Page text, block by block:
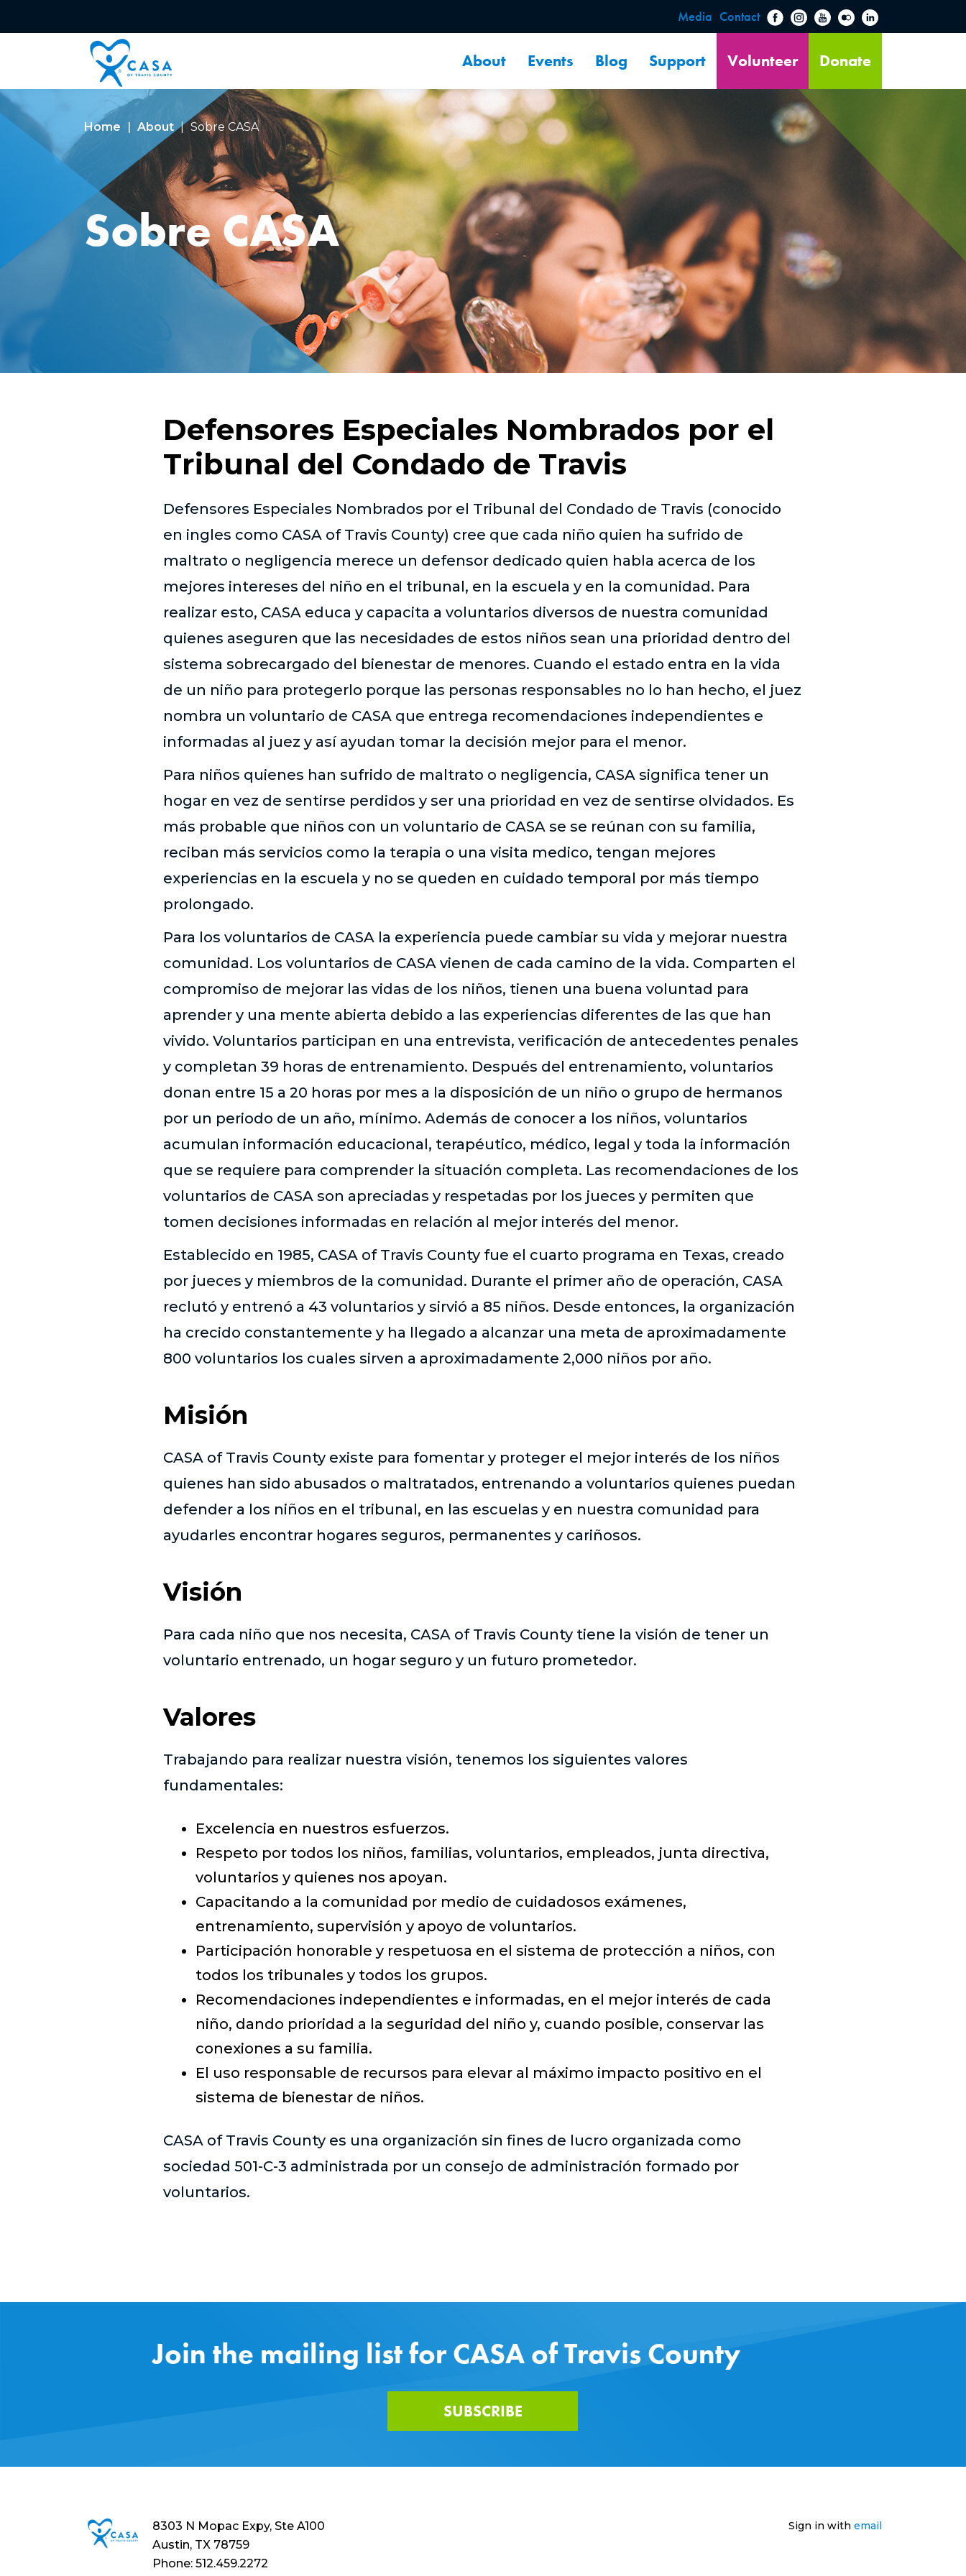
Media Contact
About Events Blog Support Volunteer Donate
Home About Sobre CASA
Sobre CASA
Defensores Especiales Nombrados por el
Tribunal del Condado de Travis
Defensores Especiales Nombrados por el Tribunal del Condado de Travis (conocido
en ingles como CASA of Travis County) cree que cada niño quien ha sufrido de
maltrato o negligencia merece un defensor dedicado quien habla acerca de los
mejores intereses del niño en el tribunal, en la escuela y en la comunidad. Para
realizar esto, CASA educa y capacita a voluntarios diversos de nuestra comunidad
quienes aseguren que las necesidades de estos niños sean una prioridad dentro del
sistema sobrecargado del bienestar de menores. Cuando el estado entra en la vida
de un niño para protegerlo porque las personas responsables no lo han hecho, el juez
nombra un voluntario de CASA que entrega recomendaciones independientes e
informadas al juez y así ayudan tomar la decisión mejor para el menor.
Para niños quienes han sufrido de maltrato o negligencia, CASA significa tener un
hogar en vez de sentirse perdidos y ser una prioridad en vez de sentirse olvidados. Es
más probable que niños con un voluntario de CASA se se reúnan con su familia,
reciban más servicios como la terapia o una visita medico, tengan mejores
experiencias en la escuela y no se queden en cuidado temporal por más tiempo
prolongado.
Para los voluntarios de CASA la experiencia puede cambiar su vida y mejorar nuestra
comunidad. Los voluntarios de CASA vienen de cada camino de la vida. Comparten el
compromiso de mejorar las vidas de los niños, tienen una buena voluntad para
aprender y una mente abierta debido a las experiencias diferentes de las que han
vivido. Voluntarios participan en una entrevista, verificación de antecedentes penales
y completan 39 horas de entrenamiento. Después del entrenamiento, voluntarios
donan entre 15 a 20 horas por mes a la disposición de un niño o grupo de hermanos
por un periodo de un año, mínimo. Además de conocer a los niños, voluntarios
acumulan información educacional, terapéutico, médico, legal y toda la información
que se requiere para comprender la situación completa. Las recomendaciones de los
voluntarios de CASA son apreciadas y respetadas por los jueces y permiten que
tomen decisiones informadas en relación al mejor interés del menor.
Establecido en 1985, CASA of Travis County fue el cuarto programa en Texas, creado
por jueces y miembros de la comunidad. Durante el primer año de operación, CASA
reclutó y entrenó a 43 voluntarios y sirvió a 85 niños. Desde entonces, la organización
ha crecido constantemente y ha llegado a alcanzar una meta de aproximadamente
800 voluntarios los cuales sirven a aproximadamente 2,000 niños por año.
Misión
CASA of Travis County existe para fomentar y proteger el mejor interés de los niños
quienes han sido abusados o maltratados, entrenando a voluntarios quienes puedan
defender a los niños en el tribunal, en las escuelas y en nuestra comunidad para
ayudarles encontrar hogares seguros, permanentes y cariñosos.
Visión
Para cada niño que nos necesita, CASA of Travis County tiene la visión de tener un
voluntario entrenado, un hogar seguro y un futuro prometedor.
Valores
Trabajando para realizar nuestra visión, tenemos los siguientes valores
fundamentales:
Excelencia en nuestros esfuerzos.
Respeto por todos los niños, familias, voluntarios, empleados, junta directiva,
voluntarios y quienes nos apoyan.
Capacitando a la comunidad por medio de cuidadosos exámenes,
entrenamiento, supervisión y apoyo de voluntarios.
Participación honorable y respetuosa en el sistema de protección a niños, con
todos los tribunales y todos los grupos.
Recomendaciones independientes e informadas, en el mejor interés de cada
niño, dando prioridad a la seguridad del niño y, cuando posible, conservar las
conexiones a su familia.
El uso responsable de recursos para elevar al máximo impacto positivo en el
sistema de bienestar de niños.
CASA of Travis County es una organización sin fines de lucro organizada como
sociedad 501-C-3 administrada por un consejo de administración formado por
voluntarios.
Join the mailing list for CASA of Travis County
SUBSCRIBE
8303 N Mopac Expy, Ste A100
Austin, TX 78759
Phone: 512.459.2272
Sign in with email